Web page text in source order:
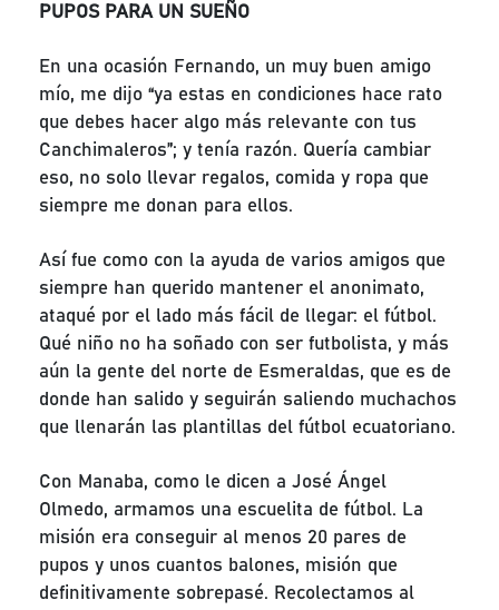
PUPOS PARA UN SUEÑO
En una ocasión Fernando, un muy buen amigo
mío, me dijo “ya estas en condiciones hace rato
que debes hacer algo más relevante con tus
Canchimaleros”; y tenía razón. Quería cambiar
eso, no solo llevar regalos, comida y ropa que
siempre me donan para ellos.
Así fue como con la ayuda de varios amigos que
siempre han querido mantener el anonimato,
ataqué por el lado más fácil de llegar: el fútbol.
Qué niño no ha soñado con ser futbolista, y más
aún la gente del norte de Esmeraldas, que es de
donde han salido y seguirán saliendo muchachos
que llenarán las plantillas del fútbol ecuatoriano.
Con Manaba, como le dicen a José Ángel
Olmedo, armamos una escuelita de fútbol. La
misión era conseguir al menos 20 pares de
pupos y unos cuantos balones, misión que
definitivamente sobrepasé. Recolectamos al